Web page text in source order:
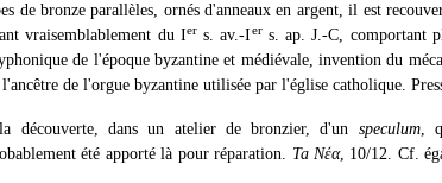
de bronze parallèles, ornés d'anneaux en argent, il est
vraisemblablement du Iers. av.-Iers. ap. J.-C, comportant
de l'époque byzantine et médiévale, invention du
de l'orgue byzantine utilisée par l'église catholique.
découverte, dans un atelier de bronzier, d'un speculum,
été apporté là pour réparation. Ta Νέα, 10/12. Cf.